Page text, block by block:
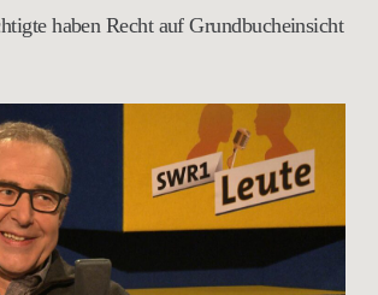
haben Recht auf Grundbucheinsicht